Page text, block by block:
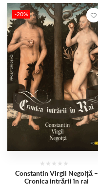
-20%
Constantin Virgil Negoiță –
Cronica intrării în rai